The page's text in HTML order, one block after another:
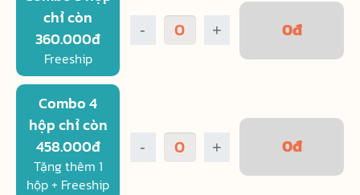
chỉ còn
360.000đ
Freeship
- + 0đ
Combo 4
hộp chỉ còn
458.000đ
Tặng thêm 1
hộp + Freeship
- + 0đ